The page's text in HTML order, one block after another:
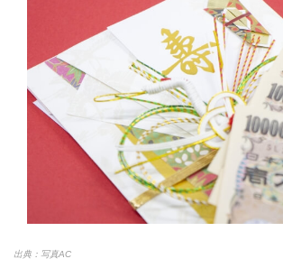
出典：写真AC